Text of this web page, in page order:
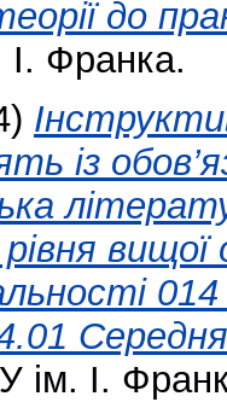
до
Франка.
із
ім. І.